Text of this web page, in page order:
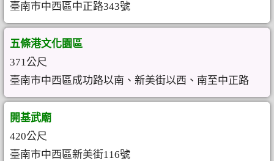
臺南市中西區中正路343號
五條港文化園區
371公尺
臺南市中西區成功路以南、新美街以西、南至中正路
開基武廟
420公尺
臺南市中西區新美街116號